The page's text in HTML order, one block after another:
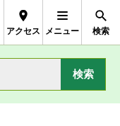
アクセス メニュー 検索